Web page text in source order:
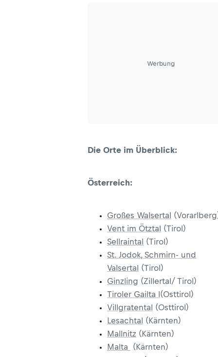
Werbung
Die Orte im Überblick:
Österreich:
Großes Walsertal
Vent im Ötztal (Tirol)
Sellraintal (Tirol)
St. Jodok, Schmirn- und
Valsertal (Tirol)
Ginzling (Zillertal/ Tirol)
Tiroler Gailta l(Osttirol)
Villgratental (Osttirol)
Lesachtal (Kärnten)
Mallnitz (Kärnten)
Malta (Kärnten)